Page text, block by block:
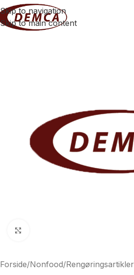
Skip to navigation
Skip to main content
Forside/Nonfood/Rengøringsartikler